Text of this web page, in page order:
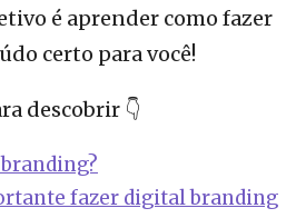
é aprender como fazer
certo para você!
descobrir 👇
fazer digital branding